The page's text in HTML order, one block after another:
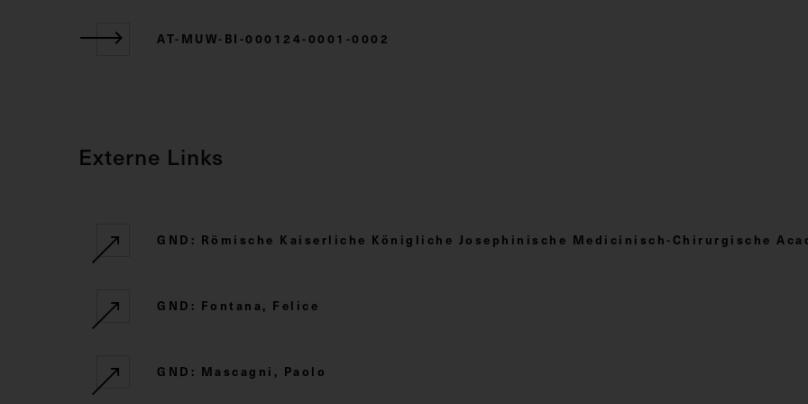
AT-MUW-BI-000124-0001-0002
Externe Links
GND: Römische Kaiserliche Königliche Josephinische Medicinisch-Chirurgische
GND: Fontana, Felice
GND: Mascagni, Paolo